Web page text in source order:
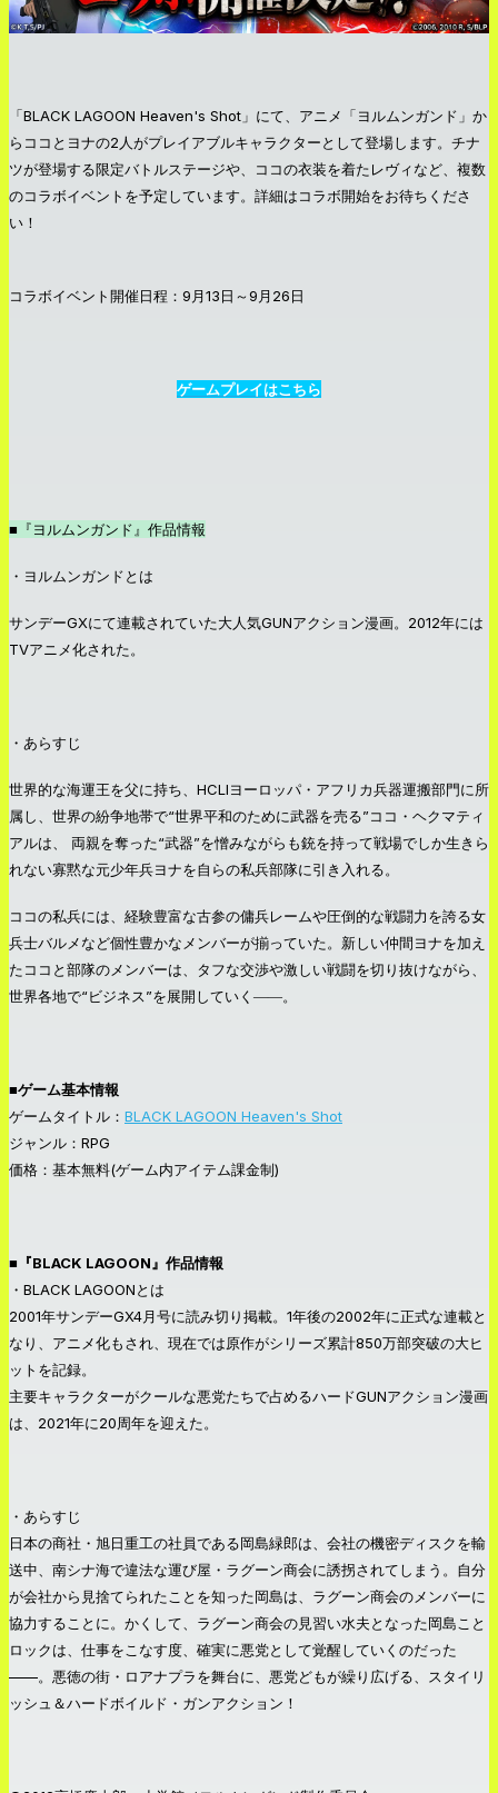
「BLACK LAGOON Heaven's Shot 」にて、アニメ「ヨルムンガンド」か
らココとヨナの2人がプレイアブルキャラクターとして登場します。チナ
ツが登場する限定バトルステージや、ココの衣装を着たレヴィなど、複数
のコラボイベントを予定しています。詳細はコラボ開始をお待ちくださ
い！
コラボイベント開催日程：9月13日～9月26日
ゲームプレイはこちら
■ 『ヨルムンガンド』作品情報
・ヨルムンガンドとは
サンデーGXにて連載されていた大人気GUNアクション漫画。2012年には
TVアニメ化された。
・あらすじ
世界的な海運王を父に持ち、HCLIヨーロッパ・アフリカ兵器運搬部門に所
属し、世界の紛争地帯で“世界平和のために武器を売る”ココ・ヘクマティ
アルは、 両親を奪った“武器”を憎みながらも銃を持って戦場でしか生きら
れない寡黙な元少年兵ヨナを自らの私兵部隊に引き入れる。
ココの私兵には、経験豊富な古参の傭兵レームや圧倒的な戦闘力を誇る女
兵士バルメなど個性豊かなメンバーが揃っていた。新しい仲間ヨナを加え
たココと部隊のメンバーは、タフな交渉や激しい戦闘を切り抜けながら、
世界各地で“ビジネス”を展開していく――。
■ゲーム基本情報
ゲームタイトル： BLACK LAGOON Heaven's Shot
ジャンル：RPG
価格：基本無料(ゲーム内アイテム課金制)
■『BLACK LAGOON』作品情報
・BLACK LAGOONとは
2001年サンデーGX4月号に読み切り掲載。1年後の2002年に正式な連載と
なり、アニメ化もされ、現在では原作がシリーズ累計850万部突破の大ヒ
ットを記録。
主要キャラクターがクールな悪党たちで占めるハードGUNアクション漫画
は、2021年に20周年を迎えた。
・あらすじ
日本の商社・旭日重工の社員である岡島緑郎は、会社の機密ディスクを輸
送中、南シナ海で違法な運び屋・ラグーン商会に誘拐されてしまう。自分
が会社から見捨てられたことを知った岡島は、ラグーン商会のメンバーに
協力することに。かくして、ラグーン商会の見習い水夫となった岡島こと
ロックは、仕事をこなす度、確実に悪党として覚醒していくのだった
——。悪徳の街・ロアナプラを舞台に、悪党どもが繰り広げる、スタイリ
ッシュ＆ハードボイルド・ガンアクション！